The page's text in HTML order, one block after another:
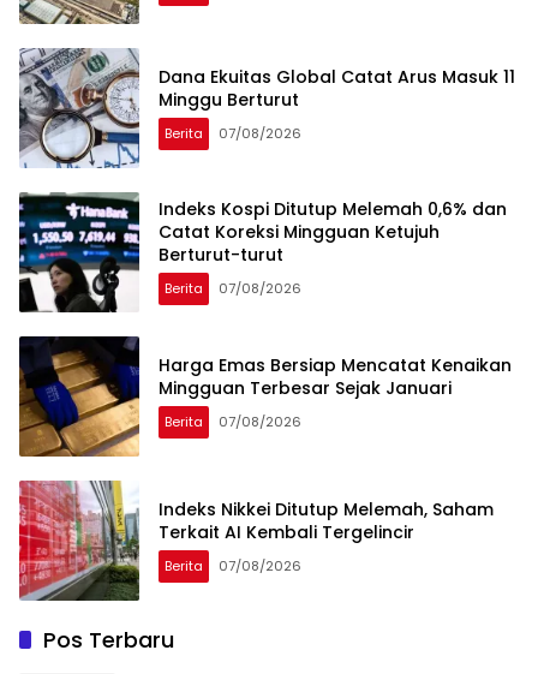
Dana Ekuitas Global Catat Arus Masuk 11
Minggu Berturut
Berita 07/08/2026
Indeks Kospi Ditutup Melemah 0,6% dan
Catat Koreksi Mingguan Ketujuh
Berturut-turut
Berita 07/08/2026
Harga Emas Bersiap Mencatat Kenaikan
Mingguan Terbesar Sejak Januari
Berita 07/08/2026
Indeks Nikkei Ditutup Melemah, Saham
Terkait AI Kembali Tergelincir
Berita 07/08/2026
Pos Terbaru